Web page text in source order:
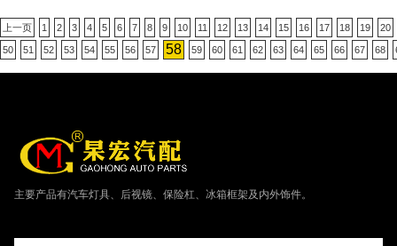
上一页 1 2 3 4 5 6 7 8 9 10 11 12 13 14 15 16 17 18 19 20
50 51 52 53 54 55 56 57 58 59 60 61 62 63 64 65 66 67 68
主要产品有汽车灯具、后视镜、保险杠、冰箱框架及内外饰件。